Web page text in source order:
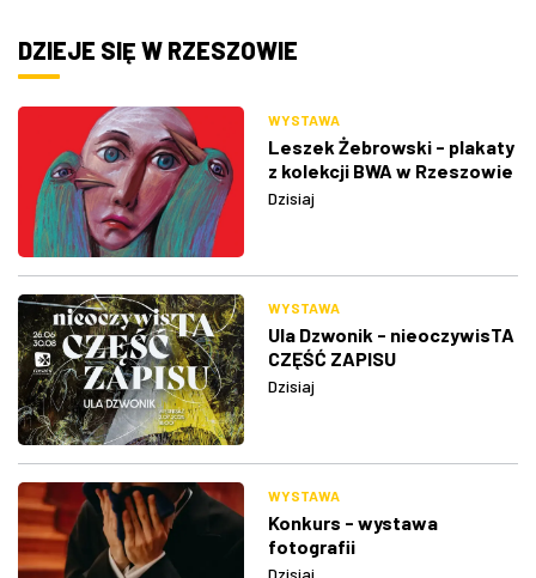
DZIEJE SIĘ W RZESZOWIE
WYSTAWA
Leszek Żebrowski - plakaty
z kolekcji BWA w Rzeszowie
Dzisiaj
WYSTAWA
Ula Dzwonik - nieoczywisTA
CZĘŚĆ ZAPISU
Dzisiaj
WYSTAWA
Konkurs - wystawa
fotografii
Dzisiaj